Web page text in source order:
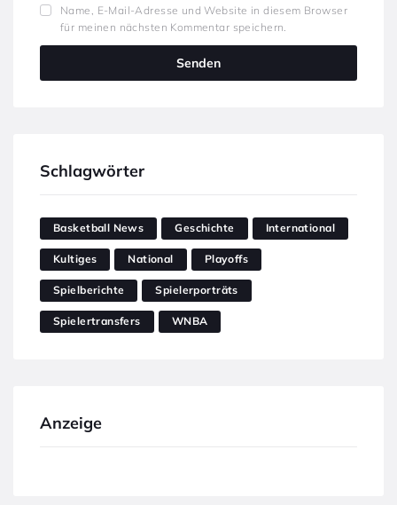
Name, E-Mail-Adresse und Website in diesem Browser
für meinen nächsten Kommentar speichern.
Schlagwörter
Basketball News Geschichte International
Kultiges National Playoffs
Spielberichte Spielerporträts
Spielertransfers WNBA
Anzeige